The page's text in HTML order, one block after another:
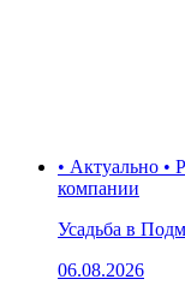
• Актуально •
компании
Усадьба в
06.08.2026